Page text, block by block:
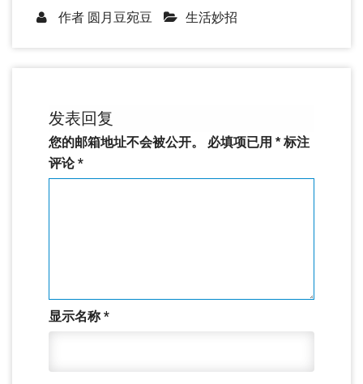
作者 圆月豆宛豆 生活妙招
发表回复
您的邮箱地址不会被公开。 必填项已用 * 标注
评论*
显示名称*